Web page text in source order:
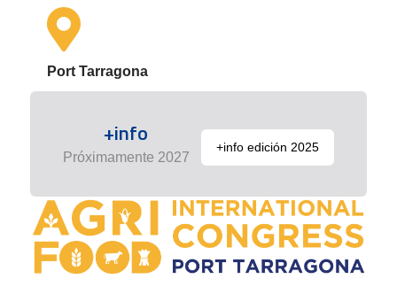
Port Tarragona
+info
Próximamente 2027
+info edición 2025